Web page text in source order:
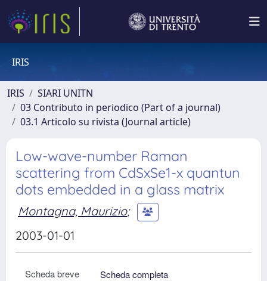
IRIS
IRIS
SIARI UNITN
03 Contributo in periodico (Part of a journal)
03.1 Articolo su rivista (Journal article)
Low-wave-number Raman
scattering from CdSxSe1-x quantun
dots embedded in a glass matrix
Montagna, Maurizio;
2003-01-01
Scheda breve
Scheda completa